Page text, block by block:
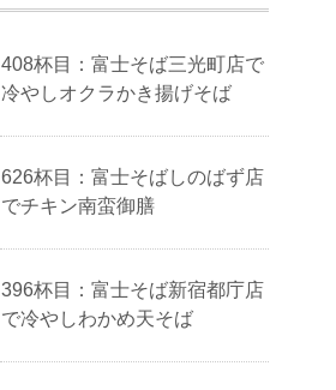
408杯目：富士そば三光町店で
冷やしオクラかき揚げそば
626杯目：富士そばしのばず店
でチキン南蛮御膳
396杯目：富士そば新宿都庁店
で冷やしわかめ天そば